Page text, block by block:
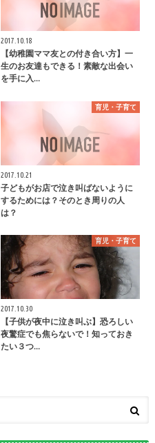
2017.10.18
【幼稚園ママ友との付き合い方】一
生のお友達もできる！素敵な出会い
を手に入…
育児・子育て
2017.10.21
子どもがお店で泣き叫ばないように
するためには？そのとき周りの人
は？
育児・子育て
2017.10.30
【子供が夜中に泣き叫ぶ】恐ろしい
夜驚症でも焦らないで！知っておき
たい３つ…